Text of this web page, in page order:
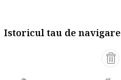
Istoricul tau de navigare